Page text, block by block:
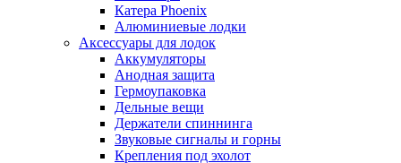
Катера Phoenix
Алюминиевые лодки
Аксессуары для лодок
Аккумуляторы
Анодная защита
Гермоупаковка
Дельные вещи
Держатели спиннинга
Звуковые сигналы и горны
Крепления под эхолот